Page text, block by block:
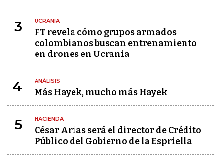
3 UCRANIA
FT revela cómo grupos armados
colombianos buscan entrenamiento
en drones en Ucrania
4 ANÁLISIS
Más Hayek, mucho más Hayek
5 HACIENDA
César Arias será el director de Crédito
Público del Gobierno de la Espriella